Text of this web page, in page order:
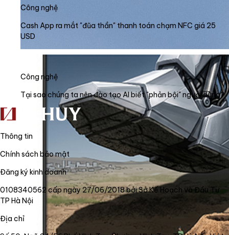
Công nghệ
Cash App ra mắt "đũa thần" thanh toán chạm NFC giá 25
USD
Công nghệ
Tại sao chúng ta nên đào tạo AI biết "phản bội" người dùng?
Thông tin
Chính sách bảo mật
Đăng ký kinh doanh
0108340562 cấp ngày 27/06/2018 bởi Sở Kế Hoạch và Đầu Tư
TP Hà Nội
Địa chỉ